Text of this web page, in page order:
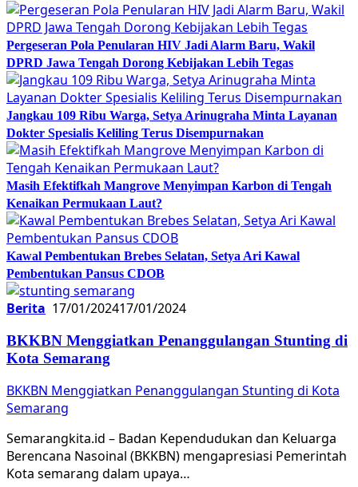
Pergeseran Pola Penularan HIV Jadi Alarm Baru, Wakil
DPRD Jawa Tengah Dorong Kebijakan Lebih Tegas
Jangkau 109 Ribu Warga, Setya Arinugraha Minta Layanan
Dokter Spesialis Keliling Terus Disempurnakan
Masih Efektifkah Mangrove Menyimpan Karbon di Tengah
Kenaikan Permukaan Laut?
Kawal Pembentukan Brebes Selatan, Setya Ari Kawal
Pembentukan Pansus CDOB
Berita 17/01/202417/01/2024
BKKBN Menggiatkan Penanggulangan Stunting di
Kota Semarang
BKKBN Menggiatkan Penanggulangan Stunting di Kota
Semarang
Semarangkita.id – Badan Kependudukan dan Keluarga
Berencana Nasoinal (BKKBN) mengapresiasi Pemerintah
Kota semarang dalam upaya…